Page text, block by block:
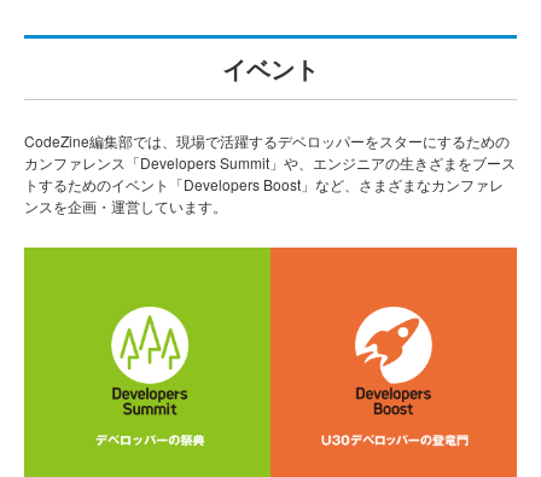
イベント
CodeZine編集部では、現場で活躍するデベロッパーをスターにするための
カンファレンス「Developers Summit」や、エンジニアの生きざまをブース
トするためのイベント「Developers Boost」など、さまざまなカンファレ
ンスを企画・運営しています。